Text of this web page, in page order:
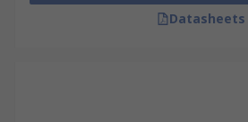
Datasheets